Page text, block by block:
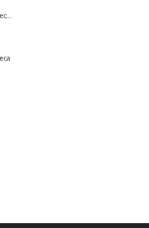
Dainese Laguna Seca Pro